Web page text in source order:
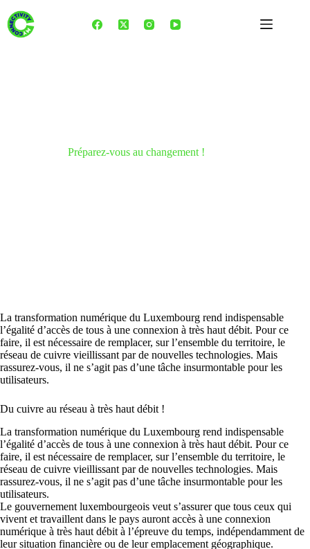
content
Préparez-vous au changement !
La transformation numérique du Luxembourg rend indispensable
l’égalité d’accès de tous à une connexion à très haut débit. Pour ce
faire, il est nécessaire de remplacer, sur l’ensemble du territoire, le
réseau de cuivre vieillissant par de nouvelles technologies. Mais
rassurez-vous, il ne s’agit pas d’une tâche insurmontable pour les
utilisateurs.
Du cuivre au réseau à très haut débit !
La transformation numérique du Luxembourg rend indispensable
l’égalité d’accès de tous à une connexion à très haut débit. Pour ce
faire, il est nécessaire de remplacer, sur l’ensemble du territoire, le
réseau de cuivre vieillissant par de nouvelles technologies. Mais
rassurez-vous, il ne s’agit pas d’une tâche insurmontable pour les
utilisateurs.
Le gouvernement luxembourgeois veut s’assurer que tous ceux qui
vivent et travaillent dans le pays auront accès à une connexion
numérique à très haut débit à l’épreuve du temps, indépendamment de
leur situation financière ou de leur emplacement géographique.